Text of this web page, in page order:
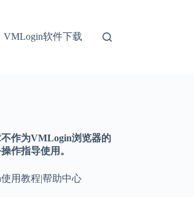
VMLogin软件下载
作为VMLogin浏览器的
作指导使用。
用教程|帮助中心